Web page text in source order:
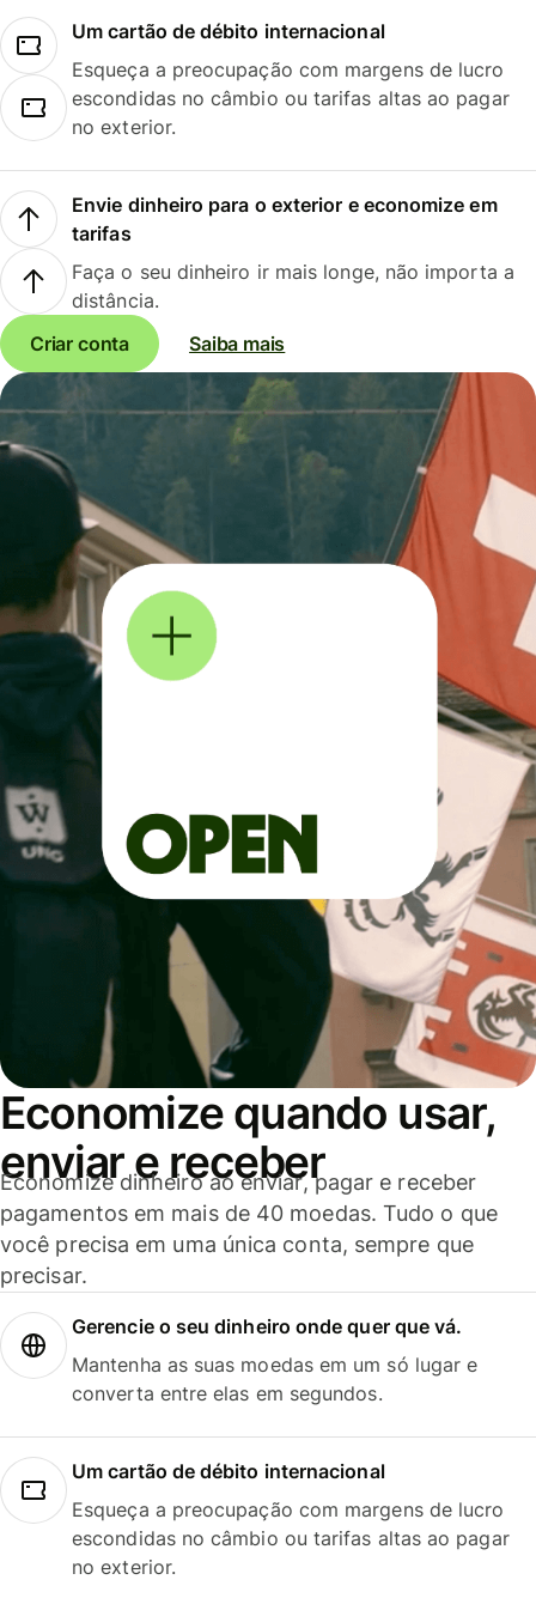
Um cartão de débito internacional
Esqueça a preocupação com margens de lucro
escondidas no câmbio ou tarifas altas ao pagar
no exterior.
Envie dinheiro para o exterior e economize em
tarifas
Faça o seu dinheiro ir mais longe, não importa a
distância.
Criar conta
Saiba mais
Economize quando usar,
enviar e receber
Economize dinheiro ao enviar, pagar e receber
pagamentos em mais de 40 moedas. Tudo o que
você precisa em uma única conta, sempre que
precisar.
Gerencie o seu dinheiro onde quer que vá.
Mantenha as suas moedas em um só lugar e
converta entre elas em segundos.
Um cartão de débito internacional
Esqueça a preocupação com margens de lucro
escondidas no câmbio ou tarifas altas ao pagar
no exterior.